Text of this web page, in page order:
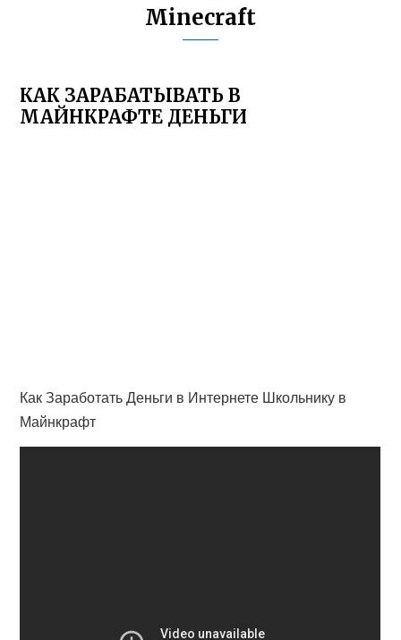
Minecraft
КАК ЗАРАБАТЫВАТЬ В
МАЙНКРАФТЕ ДЕНЬГИ
Как Заработать Деньги в Интернете Школьнику в
Майнкрафт